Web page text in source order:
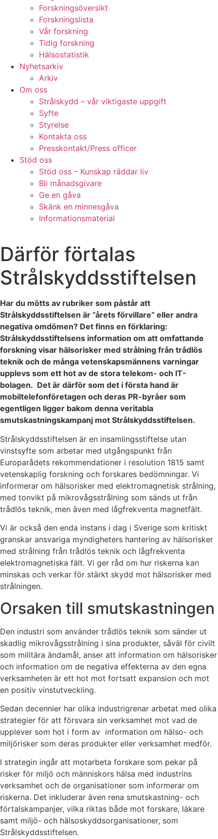
Forskningsöversikt
Forskningslista
Vår forskning
Tidig forskning
Hälsostatistik
Nyhetsarkiv
Arkiv
Om oss
Strålskydd – vår viktigaste uppgift
Syfte
Styrelse
Kontakta oss
Presskontakt/Press officer
Stöd oss
Stöd oss – Kunskap räddar liv
Bli månadsgivare
Ge en gåva
Skänk en minnesgåva
Informationsmaterial
Därför förtalas
Strålskyddsstiftelsen
Har du mötts av rubriker som påstår att
Strålskyddsstiftelsen är ”årets förvillare” eller andra
negativa omdömen? Det finns en förklaring:
Strålskyddsstiftelsens information om att omfattande
forskning visar hälsorisker med strålning från trådlös
teknik och de många vetenskapsmännens varningar
upplevs som ett hot av de stora telekom- och IT-
bolagen. Det är därför som det i första hand är
mobiltelefonföretagen och deras PR-byråer som
egentligen ligger bakom denna veritabla
smutskastningskampanj mot Strålskyddsstiftelsen.
Strålskyddsstiftelsen är en insamlingsstiftelse utan
vinstsyfte som arbetar med utgångspunkt från
Europarådets rekommendationer i resolution 1815 samt
vetenskaplig forskning och forskares bedömningar. Vi
informerar om hälsorisker med elektromagnetisk strålning,
med tonvikt på mikrovågsstrålning som sänds ut från
trådlös teknik, men även med lågfrekventa magnetfält.
Vi är också den enda instans i dag i Sverige som kritiskt
granskar ansvariga myndigheters hantering av hälsorisker
med strålning från trådlös teknik och lågfrekventa
elektromagnetiska fält. Vi ger råd om hur riskerna kan
minskas och verkar för stärkt skydd mot hälsorisker med
strålningen.
Orsaken till smutskastningen
Den industri som använder trådlös teknik som sänder ut
skadlig mikrovågsstrålning i sina produkter, såväl för civilt
som militära ändamål, anser att information om hälsorisker
och information om de negativa effekterna av den egna
verksamheten är ett hot mot fortsatt expansion och mot
en positiv vinstutveckling.
Sedan decennier har olika industrigrenar arbetat med olika
strategier för att försvara sin verksamhet mot vad de
upplever som hot i form av information om hälso- och
miljörisker som deras produkter eller verksamhet medför.
I strategin ingår att motarbeta forskare som pekar på
risker för miljö och människors hälsa med industrins
verksamhet och de organisationer som informerar om
riskerna. Det inkluderar även rena smutskastning- och
förtalskampanjer, vilka riktas både mot forskare, läkare
samt miljö- och hälsoskyddsorganisationer, som
Strålskyddsstiftelsen.